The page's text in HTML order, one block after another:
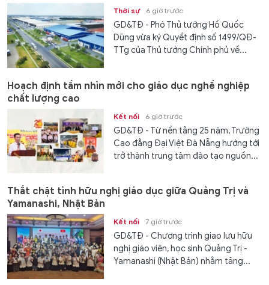
Thời sự 6 giờ trước
GD&TĐ - Phó Thủ tướng Hồ Quốc
Dũng vừa ký Quyết định số 1499/QĐ-
TTg của Thủ tướng Chính phủ về...
Hoạch định tầm nhìn mới cho giáo dục nghề nghiệp
chất lượng cao
Kết nối 6 giờ trước
GD&TĐ - Từ nền tảng 25 năm, Trường
Cao đẳng Đại Việt Đà Nẵng hướng tới
trở thành trung tâm đào tạo nguồn...
Thắt chặt tình hữu nghị giáo dục giữa Quảng Trị và
Yamanashi, Nhật Bản
Kết nối 7 giờ trước
GD&TĐ - Chương trình giao lưu hữu
nghị giáo viên, học sinh Quảng Trị -
Yamanashi (Nhật Bản) nhằm tăng...